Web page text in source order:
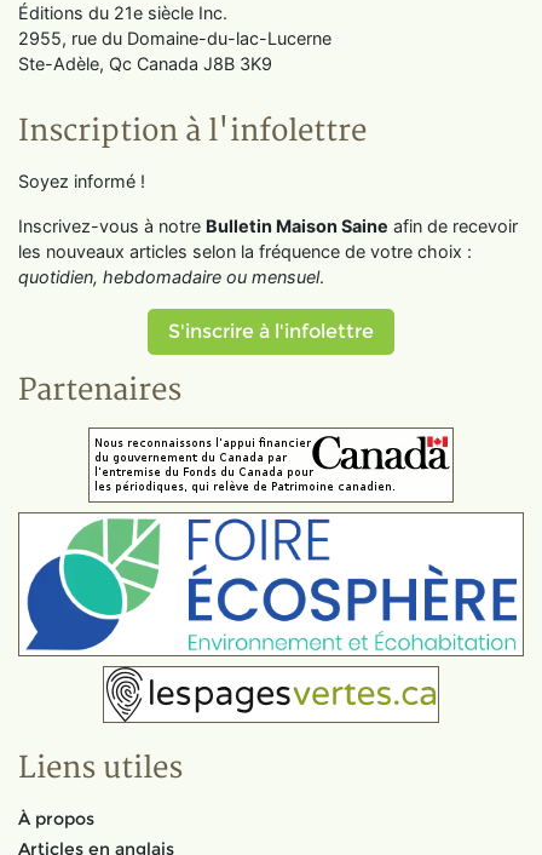
Éditions du 21e siècle Inc.
2955, rue du Domaine-du-lac-Lucerne
Ste-Adèle, Qc Canada J8B 3K9
Inscription à l'infolettre
Soyez informé !
Inscrivez-vous à notre Bulletin Maison Saine afin de recevoir
les nouveaux articles selon la fréquence de votre choix :
quotidien, hebdomadaire ou mensuel.
S'inscrire à l'infolettre
Partenaires
Liens utiles
À propos
Articles en anglais